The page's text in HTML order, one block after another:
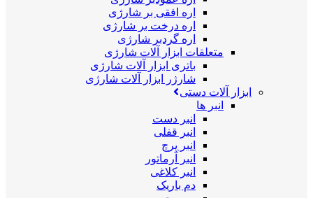
اره افقی بر شارژی
اره درخت بر شارژی
اره گردبر شارژی
متعلقات ابزار آلات شارژی
باتری ابزار آلات شارژی
شارژر ابزار آلات شارژی
ابزار آلات دستی
انبر ها
انبر دست
انبر قفلی
انبر پرچ
انبر آرماتور
انبر کلاغی
دم باریک